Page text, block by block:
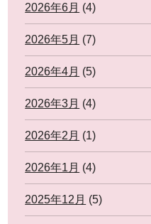
2026年6月 (4)
2026年5月 (7)
2026年4月 (5)
2026年3月 (4)
2026年2月 (1)
2026年1月 (4)
2025年12月 (5)